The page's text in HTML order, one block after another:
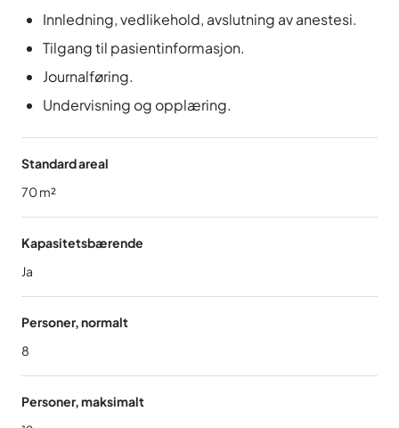
Innledning, vedlikehold, avslutning av anestesi.
Tilgang til pasientinformasjon.
Journalføring.
Undervisning og opplæring.
Standard areal
70m²
Kapasitetsbærende
Ja
Personer, normalt
8
Personer, maksimalt